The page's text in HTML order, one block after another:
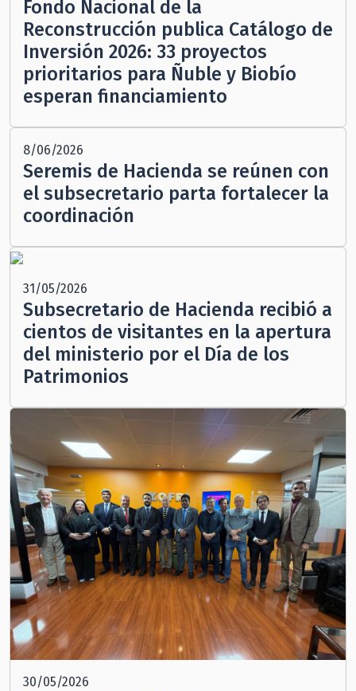
Fondo Nacional de la
Reconstrucción publica Catálogo de
Inversión 2026: 33 proyectos
prioritarios para Ñuble y Biobío
esperan financiamiento
8/06/2026
Seremis de Hacienda se reúnen con
el subsecretario parta fortalecer la
coordinación
31/05/2026
Subsecretario de Hacienda recibió a
cientos de visitantes en la apertura
del ministerio por el Día de los
Patrimonios
30/05/2026